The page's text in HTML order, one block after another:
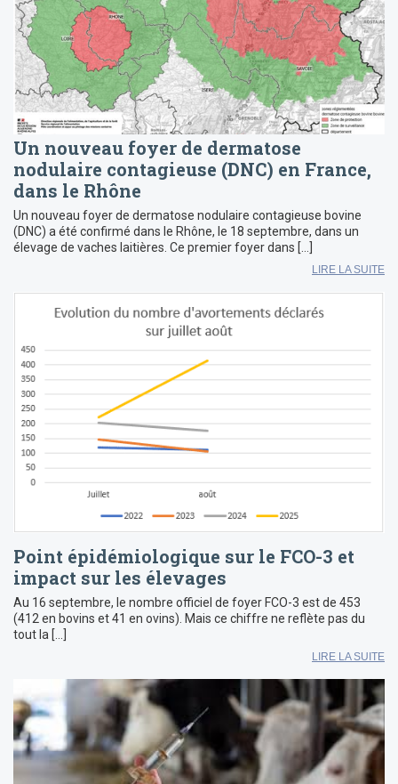
Un nouveau foyer de dermatose
nodulaire contagieuse (DNC) en France,
dans le Rhône
Un nouveau foyer de dermatose nodulaire contagieuse bovine
(DNC) a été confirmé dans le Rhône, le 18 septembre, dans un
élevage de vaches laitières. Ce premier foyer dans […]
LIRE LA SUITE
Point épidémiologique sur le FCO-3 et
impact sur les élevages
Au 16 septembre, le nombre officiel de foyer FCO-3 est de 453
(412 en bovins et 41 en ovins). Mais ce chiffre ne reflète pas du
tout la […]
LIRE LA SUITE